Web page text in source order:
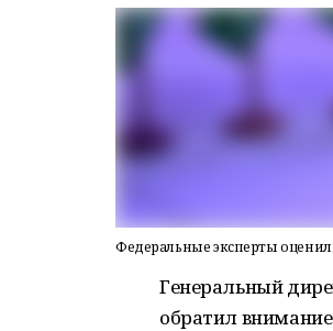
Федеральные эксперты
Генеральный
обратил